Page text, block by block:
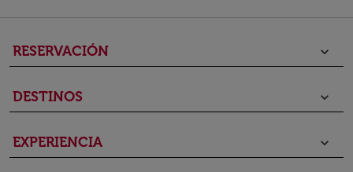
RESERVACIÓN keyboard_arrow_down
DESTINOS keyboard_arrow_down
EXPERIENCIA keyboard_arrow_down